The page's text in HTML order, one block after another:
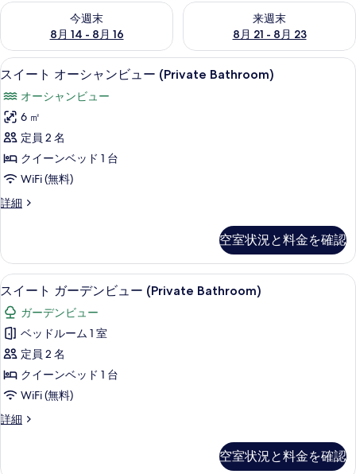
今週末
8月 14 - 8月 16
今週末 8月 14 - 8月 16 の空室状況をチェック
来週末
8月 21 - 8月 23
来週末 8月 21 - 8月 23 の空室
ス
ー
ト
オ
ー
ャ
ビ
ュ
ー
(Private
Bathroom)
の
す
べ
て
スイート オーシャンビュー (Private
9
スイート オーシャンビュー (Private Bathroom)
オーシャンビュー
6 ㎡
定員 2 名
クイーンベッド 1 台
WiFi (無料)
詳細
ス
オ
ー
シ
ャ
ン
ビ
ュ
ー
(Private
Bathroom)
の
詳
空室状況と料金を確認
ス
イ
ー
ト
ガ
ー
ン
ュ
スイート ガーデンビュー (Private
9
スイート ガーデンビュー (Private Bathroom)
ガーデンビュー
ベッドルーム 1 室
定員 2 名
クイーンベッド 1 台
WiFi (無料)
詳細
ス
空室状況と料金を確認